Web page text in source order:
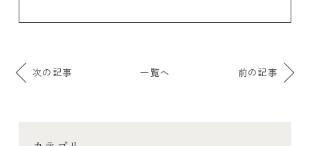
次の記事 一覧へ 前の記事